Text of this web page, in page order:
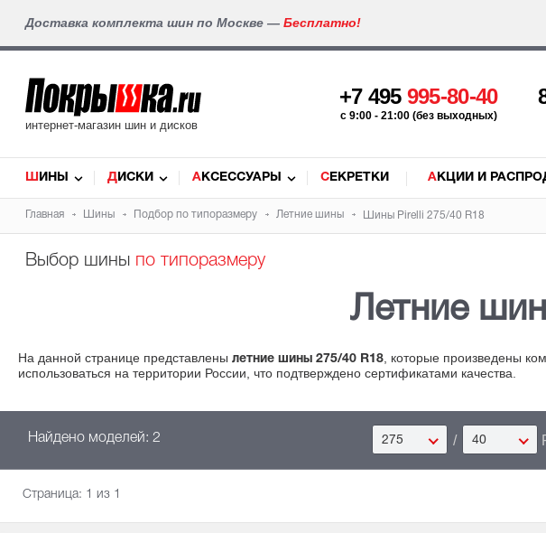
Доставка комплекта шин по Москве — Бесплатно!
интернет-магазин шин и дисков
+7 495 995-80-40
c 9:00 - 21:00 (без выходных)
ШИНЫ ДИСКИ АКСЕССУАРЫ СЕКРЕТКИ АКЦИИ И
Главная Шины Подбор по типоразмеру Летние шины Шины Pirelli 275/40 R18
Выбор шины по типоразмеру
Летние
На данной странице представлены летние шины 275/40 R18 , которые произведены
использоваться на территории России, что подтверждено сертификатами качества.
Найдено моделей: 2 275 / 40
Страница: 1 из 1